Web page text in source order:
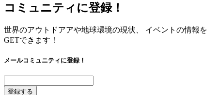
コミュニティに登録！
世界のアウトドアアや地球環境の現状、 イベントの情報を
GETできます！
メールコミュニティに登録！